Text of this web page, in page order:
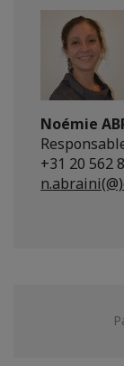
Noémie
+31 20 562